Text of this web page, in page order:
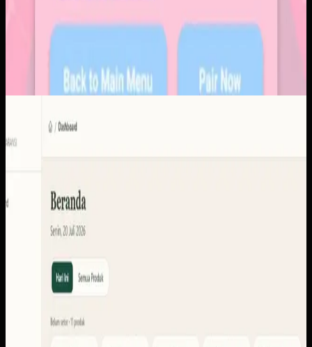
KUD Transparansi
Sebelumnya
Sistem ini perlu menyatukan konteks setoran, produk,
anggota, stok, laporan, pencairan, dan portal pengguna
dibutuhkan.
Yang kami bangun
mencakup dasbor operasional, setoran dan settlements,